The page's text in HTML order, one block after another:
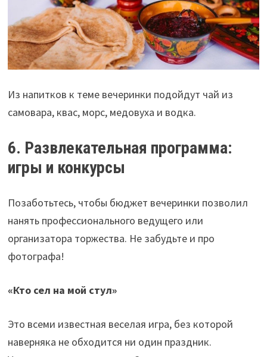
Из напитков к теме вечеринки подойдут чай из
самовара, квас, морс, медовуха и водка.
6. Развлекательная программа:
игры и конкурсы
Позаботьтесь, чтобы бюджет вечеринки позволил
нанять профессионального ведущего или
организатора торжества. Не забудьте и про
фотографа!
«Кто сел на мой стул»
Это всеми известная веселая игра, без которой
наверняка не обходится ни один праздник.